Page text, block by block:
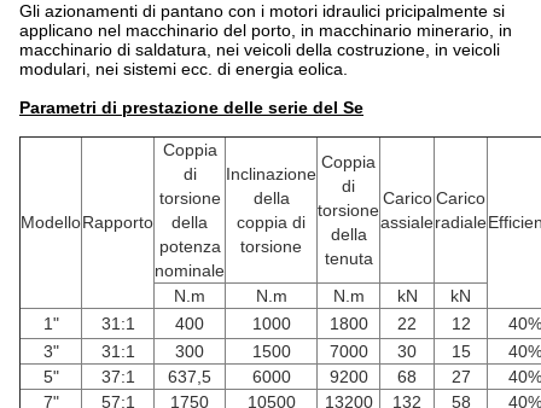
Gli azionamenti di pantano con i motori idraulici pricipalmente si
applicano nel macchinario del porto, in macchinario minerario, in
macchinario di saldatura, nei veicoli della costruzione, in veicoli
modulari, nei sistemi ecc. di energia eolica.
Parametri di prestazione delle serie del Se
ModelloRapporto
Coppia
di
torsione
della
potenza
nominale
Inclinazione
della
coppia di
torsione
Coppia
di
torsione
della
tenuta
Carico
assiale
Carico
radiale
N.m N.m N.m kN
kN
1"
31:1 400 1000 1800 22 12
40%
3"
31:1 300 1500 7000 30 15
40%
5"
37:1 637,5 6000 9200 68 27
40%
7"
57:1 1750 10500 13200 132 58
40%